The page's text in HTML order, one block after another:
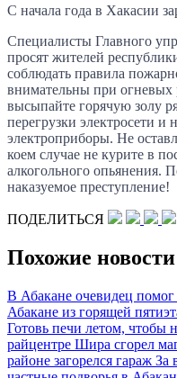
С начала года в Хакасии
Специалисты Главного
просят жителей
соблюдать правила
внимательны при
высыпайте горячую золу
перегрузки электросети и
электроприборы. Не
коем случае не курите в
алкогольного опьянения.
наказуемое преступление!
ПОДЕЛИТЬСЯ
Похожие новости
В Абакане очевидец
Абакане из горящей
Готовь печи летом, чтобы
райцентре Шира сгорел
районе загорелся гараж За